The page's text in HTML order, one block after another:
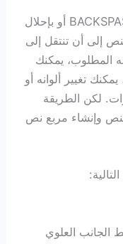
ويمكنك تحرير النص بواسطة مفتاح BACKSPASE أو بإحلال
إلى أن تنتقل إلى
المطلوب، يمكنك
تغيير ألوانه أو
لكن الطريقة
وإنشاء مربع نص
العلوي